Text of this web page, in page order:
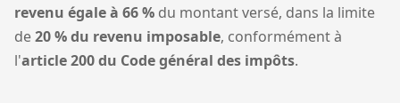
revenu égale à 66 % du montant versé, dans la limite
de20 % du revenu imposable, conformément à
l'article 200 du Code général des impôts.